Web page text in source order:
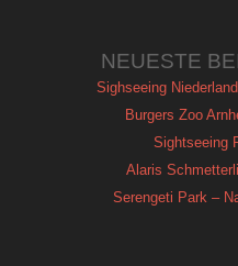
NEUESTE
Sighseeing
Burgers Zoo
Sightseeing
Alaris
Serengeti Park –